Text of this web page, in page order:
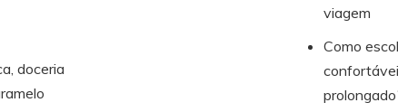
doceria
viagem
Como